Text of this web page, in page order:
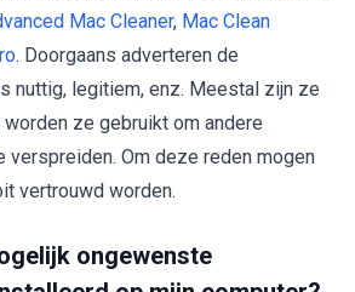
Mac Cleaner, Mac Clean
. Doorgaans adverteren de
nuttig, legitiem, enz. Meestal zijn ze
ze gebruikt om andere
verspreiden. Om deze reden mogen
vertrouwd worden.
ongewenste